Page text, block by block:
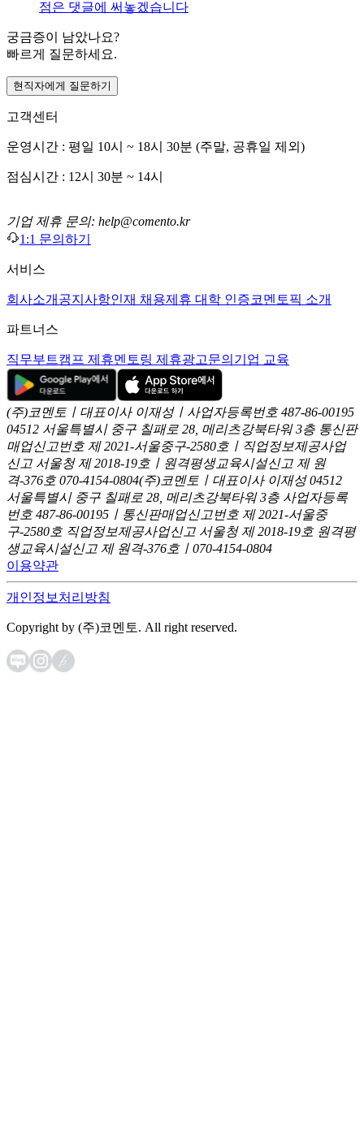
점은 댓글에 써놓겠습니다
궁금증이 남았나요?
빠르게 질문하세요.
현직자에게 질문하기
고객센터
운영시간 : 평일 10시 ~ 18시 30분 (주말, 공휴일 제외)
점심시간 : 12시 30분 ~ 14시
기업 제휴 문의: help@comento.kr
1:1 문의하기
서비스
회사소개 공지사항인재 채용제휴 대학 인증코멘토픽 소개
파트너스
직무부트캠프 제휴멘토링 제휴광고문의 기업 교육
(주)코멘토ㅣ대표이사 이재성ㅣ사업자등록번호 487-86-00195
04512 서울특별시 중구 칠패로 28, 메리츠강북타워 3층 통신판
매업신고번호 제 2021-서울중구-2580호ㅣ직업정보제공사업
신고 서울청 제 2018-19호ㅣ원격평생교육시설신고 제 원
격-376호 070-4154-0804(주)코멘토ㅣ대표이사 이재성 04512
서울특별시 중구 칠패로 28, 메리츠강북타워 3층 사업자등록
번호 487-86-00195ㅣ통신판매업신고번호 제 2021-서울중
구-2580호 직업정보제공사업신고 서울청 제 2018-19호 원격평
생교육시설신고 제 원격-376호ㅣ070-4154-0804
이용약관
개인정보처리방침
Copyright by (주)코멘토. All right reserved.